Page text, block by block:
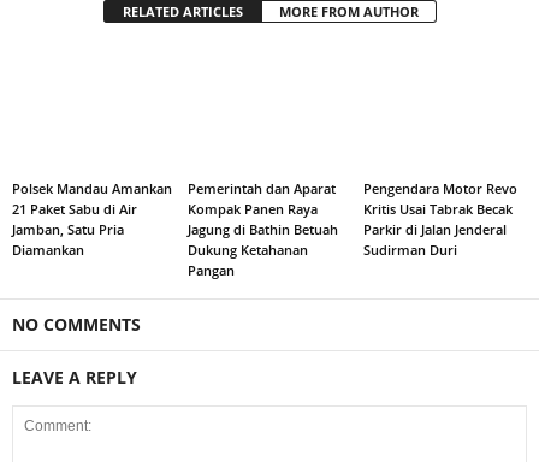
RELATED ARTICLES MORE FROM AUTHOR
Polsek Mandau Amankan
21 Paket Sabu di Air
Jamban, Satu Pria
Diamankan
Pemerintah dan Aparat
Kompak Panen Raya
Jagung di Bathin Betuah
Dukung Ketahanan
Pangan
Pengendara Motor Revo
Kritis Usai Tabrak Becak
Parkir di Jalan Jenderal
Sudirman Duri
NO COMMENTS
LEAVE A REPLY